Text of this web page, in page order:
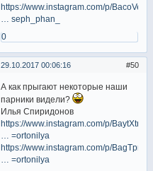
https://www.instagram.com/p/
… seph_phan_
0
50
29.10.2017 00:06:16
А как прыгают некоторые наши
парники видели?
Илья Спиридонов
https://www.instagram.com/p/
… =ortonilya
https://www.instagram.com/p/
… =ortonilya